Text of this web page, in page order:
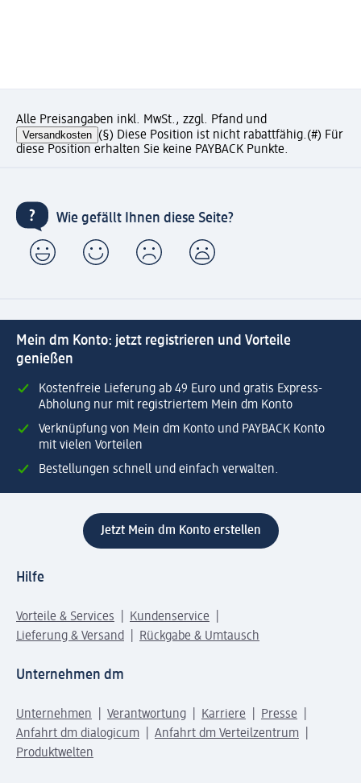
Alle Preisangaben inkl. MwSt., zzgl. Pfand und
Versandkosten (§) Diese Position ist nicht rabattfähig.(#) Für
diese Position erhalten Sie keine PAYBACK Punkte.
Wie gefällt Ihnen diese Seite?
Mein dm Konto: jetzt registrieren und Vorteile
genießen
Kostenfreie Lieferung ab 49 Euro und gratis Express-
Abholung nur mit registriertem Mein dm Konto
Verknüpfung von Mein dm Konto und PAYBACK Konto
mit vielen Vorteilen
Bestellungen schnell und einfach verwalten.
Jetzt Mein dm Konto erstellen
Hilfe
Vorteile & Services
Kundenservice
Lieferung & Versand
Rückgabe & Umtausch
Unternehmen dm
Unternehmen Verantwortung Karriere
Presse
Anfahrt dm dialogicum
Anfahrt dm Verteilzentrum
Produktwelten